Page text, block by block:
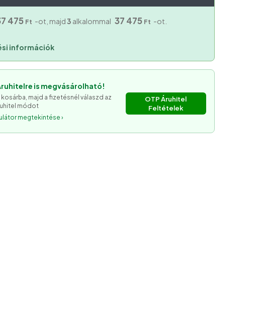
475 Ft -ot, majd3 alkalommal 37 475 Ft -ot.
információk
is megvásárolható!
kosárba, majd a fizetésnél válaszd az
módot
megtekintése ›
OTP Áruhitel
Feltételek